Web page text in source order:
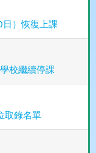
）恢復上課
校繼續停課
取錄名單